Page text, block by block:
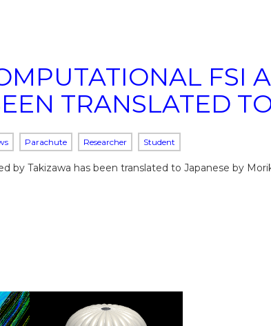
FSI
TRANSLATED
Parachute Researcher Student
by Takizawa has been translated to Japanese by